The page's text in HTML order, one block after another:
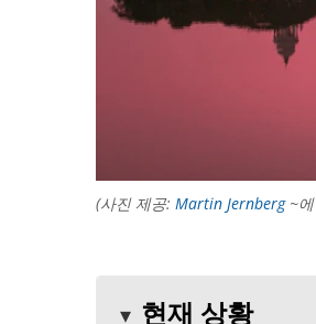
(사진 제공: Martin Jernberg~에
현재 상황